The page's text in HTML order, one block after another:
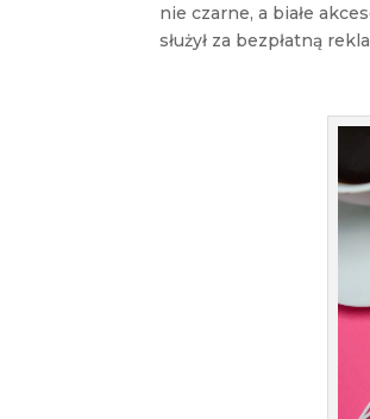
nie czarne, a białe
służył za bezpłatną